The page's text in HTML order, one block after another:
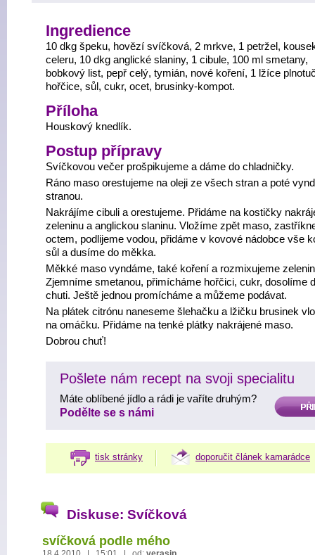
Ingredience
10 dkg špeku, hovězí svíčková, 2 mrkve, 1 petržel,
celeru, 10 dkg anglické slaniny, 1 cibule, 100 ml smetany,
bobkový list, pepř celý, tymián, nové koření, 1 lžíce
hořčice, sůl, cukr, ocet, brusinky-kompot.
Příloha
Houskový knedlík.
Postup přípravy
Svíčkovou večer prošpikujeme a dáme do chladničky.
Ráno maso orestujeme na oleji ze všech stran a poté
stranou.
Nakrájíme cibuli a orestujeme. Přidáme na kostičky
zeleninu a anglickou slaninu. Vložíme zpět maso,
octem, podlijeme vodou, přidáme v kovové nádobce vše
sůl a dusíme do měkka.
Měkké maso vyndáme, také koření a rozmixujeme
Zjemníme smetanou, přimícháme hořčici, cukr, dosolíme
chuti. Ještě jednou promícháme a můžeme podávat.
Na plátek citrónu naneseme šlehačku a lžičku brusinek
na omáčku. Přidáme na tenké plátky nakrájené maso.
Dobrou chuť!
Pošlete nám recept na svoji specialitu
PŘIDAT
Máte oblíbené jídlo a rádi je vaříte druhým?
Podělte se s námi
tisk stránky doporučit článek kamarádce
Diskuse: Svíčková
svíčková podle mého